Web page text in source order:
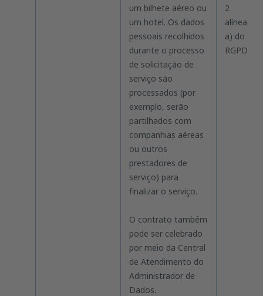
um bilhete aéreo ou
um hotel. Os dados
pessoais recolhidos
durante o processo
de solicitação de
serviço são
processados (por
exemplo, serão
partilhados com
companhias aéreas
ou outros
prestadores de
serviço) para
finalizar o serviço.
O contrato também
pode ser celebrado
por meio da Central
de Atendimento do
Administrador de
Dados.
2
alínea
a) do
RGPD